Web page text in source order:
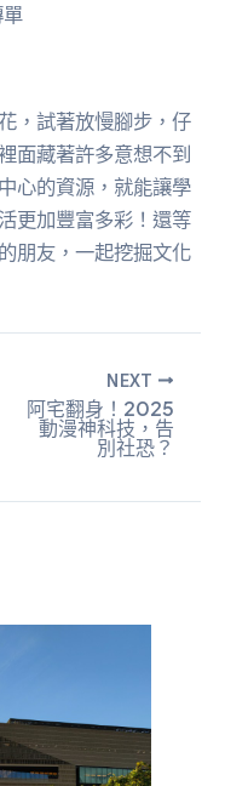
，試著放慢腳步，仔
面藏著許多意想不到
心的資源，就能讓學
更加豐富多彩！還等
朋友，一起挖掘文化
NEXT
阿宅翻身！2025
動漫神科技，告
別社恐？